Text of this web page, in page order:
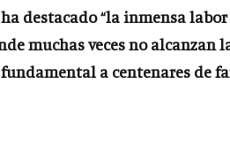
ha destacado“la inmensa
muchas veces no alcanzan
a centenares de